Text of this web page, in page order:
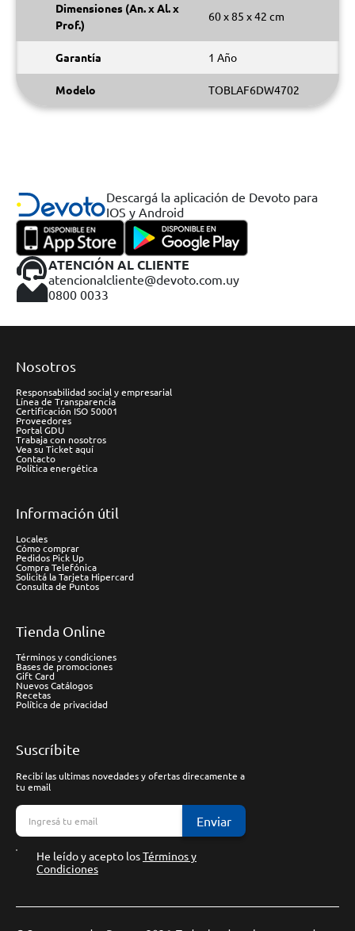
Dimensiones (An. x Al. x
Prof.)
60 x 85 x 42 cm
Garantía 1 Año
Modelo TOBLAF6DW4702
Descargá la aplicación de Devoto para
IOS y Android
ATENCIÓN AL CLIENTE
atencionalcliente@devoto.com.uy
0800 0033
Nosotros
Responsabilidad social y empresarial
Línea de Transparencia
Certificación ISO 50001
Proveedores
Portal GDU
Trabaja con nosotros
Vea su Ticket aquí
Contacto
Política energética
Información útil
Locales
Cómo comprar
Pedidos Pick Up
Compra Telefónica
Solicitá la Tarjeta Hipercard
Consulta de Puntos
Tienda Online
Términos y condiciones
Bases de promociones
Gift Card
Nuevos Catálogos
Recetas
Política de privacidad
Suscríbite
Recibí las ultimas novedades y ofertas direcamente a
tu email
Enviar
He leído y acepto losTérminos y
Condiciones